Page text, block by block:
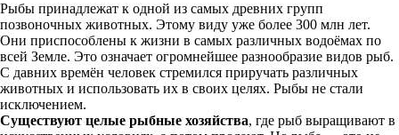
Рыбы принадлежат к одной из самых древних групп
позвоночных животных. Этому виду уже более 300 млн лет.
Они приспособлены к жизни в самых различных водоёмах по
всей Земле. Это означает огромнейшее разнообразие видов рыб.
С давних времён человек стремился приручать различных
животных и использовать их в своих целях. Рыбы не стали
исключением.
Существуют целые рыбные хозяйства, где рыб выращивают в